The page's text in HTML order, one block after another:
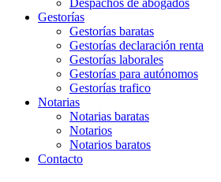
Despachos de abogados
Gestorías
Gestorías baratas
Gestorías declaración renta
Gestorías laborales
Gestorías para autónomos
Gestorías trafico
Notarias
Notarias baratas
Notarios
Notarios baratos
Contacto